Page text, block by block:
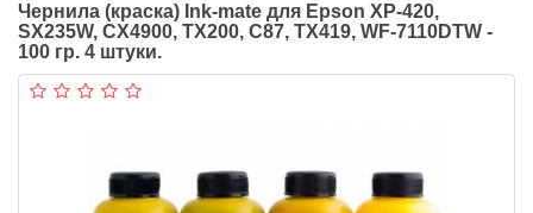
Чернила (краска) Ink-mate для Epson XP-420,
SX235W, CX4900, TX200, C87, TX419, WF-7110DTW -
100 гр. 4 штуки.